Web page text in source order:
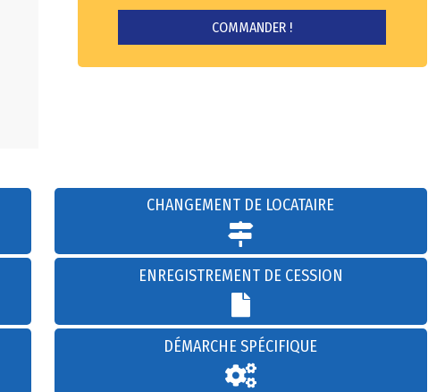
CHANGEMENT DE LOCATAIRE
ENREGISTREMENT DE CESSION
DÉMARCHE SPÉCIFIQUE